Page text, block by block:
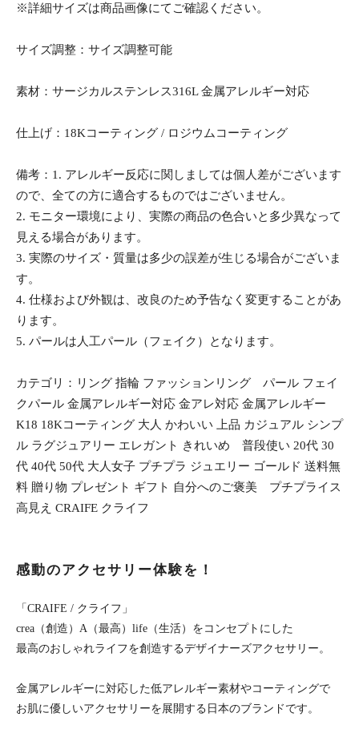
※詳細サイズは商品画像にてご確認ください。
サイズ調整：サイズ調整可能
素材：サージカルステンレス316L 金属アレルギー対応
仕上げ：18Kコーティング / ロジウムコーティング
備考：1. アレルギー反応に関しましては個人差がございます
ので、全ての方に適合するものではございません。
2. モニター環境により、実際の商品の色合いと多少異なって
見える場合があります。
3. 実際のサイズ・質量は多少の誤差が生じる場合がございま
す。
4. 仕様および外観は、改良のため予告なく変更することがあ
ります。
5. パールは人工パール（フェイク）となります。
カテゴリ：リング 指輪 ファッションリング パール フェイ
クパール 金属アレルギー対応 金アレ対応 金属アレルギー
K18 18Kコーティング 大人 かわいい 上品 カジュアル シンプ
ル ラグジュアリー エレガント きれいめ 普段使い 20代 30
代 40代 50代 大人女子 プチプラ ジュエリー ゴールド 送料無
料 贈り物 プレゼント ギフト 自分へのご褒美 プチプライス
高見え CRAIFE クライフ
感動のアクセサリー体験を！
「CRAIFE / クライフ」
crea（創造）A（最高）life（生活）をコンセプトにした
最高のおしゃれライフを創造するデザイナーズアクセサリー。
金属アレルギーに対応した低アレルギー素材やコーティングで
お肌に優しいアクセサリーを展開する日本のブランドです。